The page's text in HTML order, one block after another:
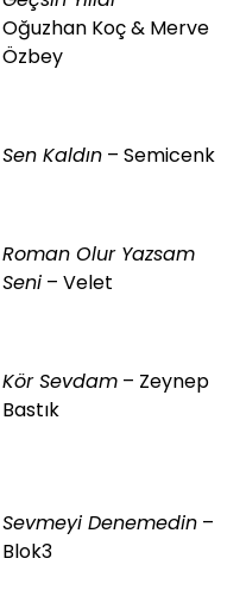
Oğuzhan Koç & Merve
Özbey
Sen Kaldın – Semicenk
Roman Olur Yazsam
Seni – Velet
Kör Sevdam – Zeynep
Bastık
Sevmeyi Denemedin –
Blok3